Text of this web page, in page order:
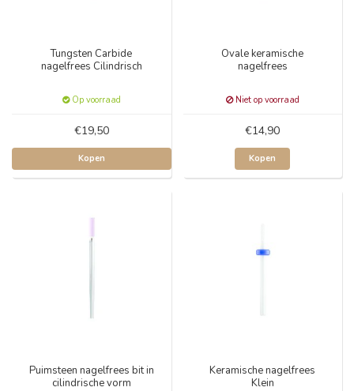
Tungsten Carbide
nagelfrees Cilindrisch
Op voorraad
€19,50
Kopen
Ovale keramische
nagelfrees
Niet op voorraad
€14,90
Kopen
Puimsteen nagelfrees bit in
cilindrische vorm
Keramische nagelfrees
Klein